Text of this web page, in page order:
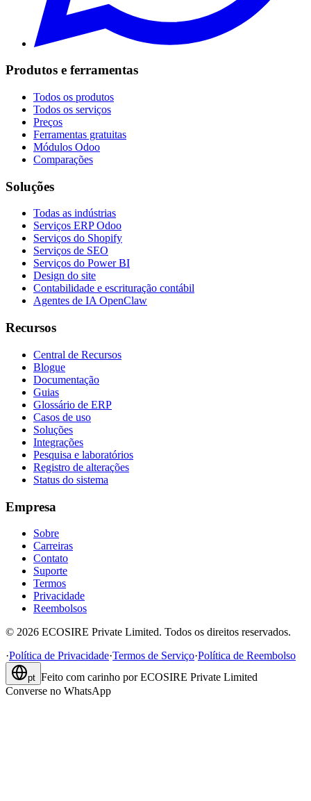
Produtos e ferramentas
Todos os produtos
Todos os serviços
Preços
Ferramentas gratuitas
Módulos Odoo
Comparações
Soluções
Todas as indústrias
Serviços ERP Odoo
Serviços do Shopify
Serviços de SEO
Serviços do Power BI
Design do site
Contabilidade e escrituração contábil
Agentes de IA OpenClaw
Recursos
Central de Recursos
Blogue
Documentação
Guias
Glossário de ERP
Casos de uso
Soluções
Integrações
Pesquisa e laboratórios
Registro de alterações
Status do sistema
Empresa
Sobre
Carreiras
Contato
Suporte
Termos
Privacidade
Reembolsos
© 2026 ECOSIRE Private Limited. Todos os direitos reservados.
·Política de Privacidade·Termos de Serviço·Política de Reembolso
pt Feito com carinho por ECOSIRE Private Limited
Converse no WhatsApp